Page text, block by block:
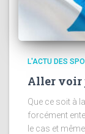
L'ACTU DES
Aller voir
Que ce soit à
forcément
le cas et